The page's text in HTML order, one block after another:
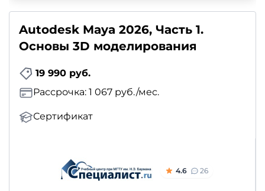
Autodesk Maya 2026, Часть 1.
Основы 3D моделирования
19 990 руб.
Сертификат
Рассрочка: 1 067 руб./мес.
4.6 26